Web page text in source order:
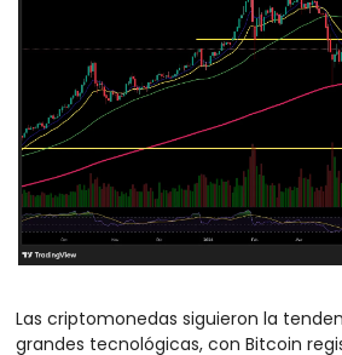
Las criptomonedas siguieron la
grandes tecnológicas, con Bitcoin